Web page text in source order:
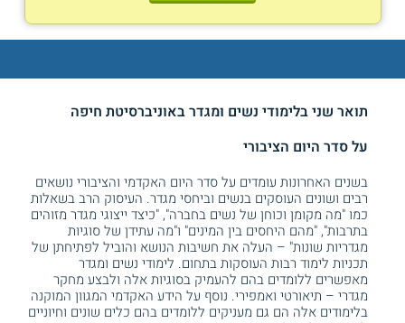
תואר שני בלימודי נשים ומגדר באוניברסיטת חיפה
על סדר היום הציבורי
בשנים האחרונות עומדים על סדר היום האקדמי והציבורי נושאים
רבים ושונים העוסקים בנשים וביחסי מגדר. העיסוק הרב בשאלות
כמו "מה מקומן וכוחן של נשים בחברה", "כיצד ייצוגי מגדר מזוהים
בתרבות", "מהם היחסים בין המינים" ו"מה עתידן של סוגיות
מגדריות שונות" – העלה את חשיבות הנושא והוביל לפתיחתן של
תכניות לימוד רבות העוסקות בתחום. לימודי נשים ומגדר
מאפשרים ללומדים בהם להעמיק בסוגיות אלה ולבצע מחקר
מגדרי – תיאורטי ואמפירי. נוסף על הידע האקדמי המגוון המוקנה
בלימודים אלה הם גם מעניקים ללומדים בהם כלים שונים וחיוניים